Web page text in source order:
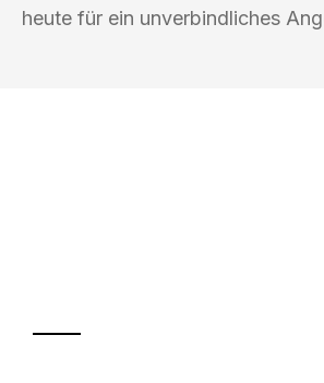
heute für ein unverbindliches